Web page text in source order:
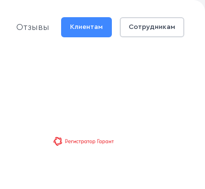
Отзывы Клиентам Сотрудникам